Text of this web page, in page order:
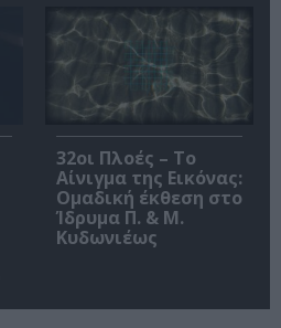
32οι Πλοές – Το
Αίνιγμα της Εικόνας:
Ομαδική έκθεση στο
Ίδρυμα Π. & Μ.
Κυδωνιέως